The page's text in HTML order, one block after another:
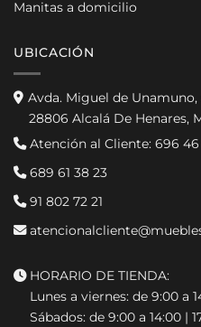
Manitas a domicilio
UBICACIÓN
Avda. Miguel de Unamuno,
28806 Alcalá De Henares,
Atención al Cliente: 696 46
689 61 38 23
91 802 72 21
HORARIO DE TIENDA:
Lunes a viernes: de 9:00 a
Sábados: de 9:00 a 14:00 |